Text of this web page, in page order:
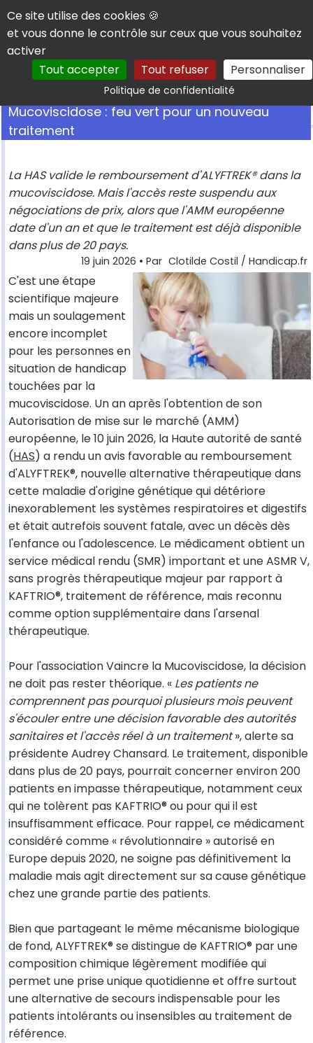
Panneau de gestion des cookies
Ce site utilise des cookies 🍪
et vous donne le contrôle sur ceux que vous souhaitez
activer
Tout accepter
Tout refuser Personnaliser
Politique de confidentialitéRechercher
Mucoviscidose : feu vert pour un nouveau
traitement
La HAS valide le remboursement d'ALYFTREK® dans la
mucoviscidose. Mais l'accès reste suspendu aux
négociations de prix, alors que l'AMM européenne
date d'un an et que le traitement est déjà disponible
dans plus de 20 pays.
19 juin 2026 • Par Clotilde Costil / Handicap.fr
C'est une étape
scientifique majeure
mais un soulagement
encore incomplet
pour les personnes en
situation de handicap
touchées par la
mucoviscidose. Un an après l'obtention de son
Autorisation de mise sur le marché (AMM)
européenne, le 10 juin 2026, la Haute autorité de santé
(HAS) a rendu un avis favorable au remboursement
d'ALYFTREK®, nouvelle alternative thérapeutique dans
cette maladie d'origine génétique qui détériore
inexorablement les systèmes respiratoires et digestifs
et était autrefois souvent fatale, avec un décès dès
l'enfance ou l'adolescence. Le médicament obtient un
service médical rendu (SMR) important et une ASMR V,
sans progrès thérapeutique majeur par rapport à
KAFTRIO®, traitement de référence, mais reconnu
comme option supplémentaire dans l'arsenal
thérapeutique.
Pour l'association Vaincre la Mucoviscidose, la décision
ne doit pas rester théorique. « Les patients ne
comprennent pas pourquoi plusieurs mois peuvent
s'écouler entre une décision favorable des autorités
sanitaires et l'accès réel à un traitement», alerte sa
présidente Audrey Chansard. Le traitement, disponible
dans plus de 20 pays, pourrait concerner environ 200
patients en impasse thérapeutique, notamment ceux
qui ne tolèrent pas KAFTRIO® ou pour qui il est
insuffisamment efficace. Pour rappel, ce médicament
considéré comme « révolutionnaire » autorisé en
Europe depuis 2020, ne soigne pas définitivement la
maladie mais agit directement sur sa cause génétique
chez une grande partie des patients.
Bien que partageant le même mécanisme biologique
de fond, ALYFTREK® se distingue de KAFTRIO® par une
composition chimique légèrement modifiée qui
permet une prise unique quotidienne et offre surtout
une alternative de secours indispensable pour les
patients intolérants ou insensibles au traitement de
référence.